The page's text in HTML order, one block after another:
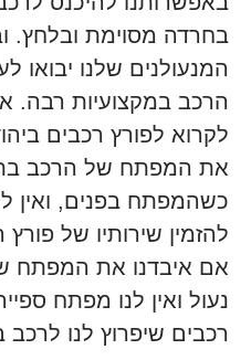
בחרדה מסוימת ובלחץ.
המנעולנים שלנו יבואו
הרכב במקצועיות רבה.
לקרוא לפורץ רכבים
את המפתח של הרכב
כשהמפתח בפנים, ואין
להזמין שירותיו של
אם איבדנו את המפתח
נעול ואין לנו מפתח
רכבים שיפרוץ לנו לרכב